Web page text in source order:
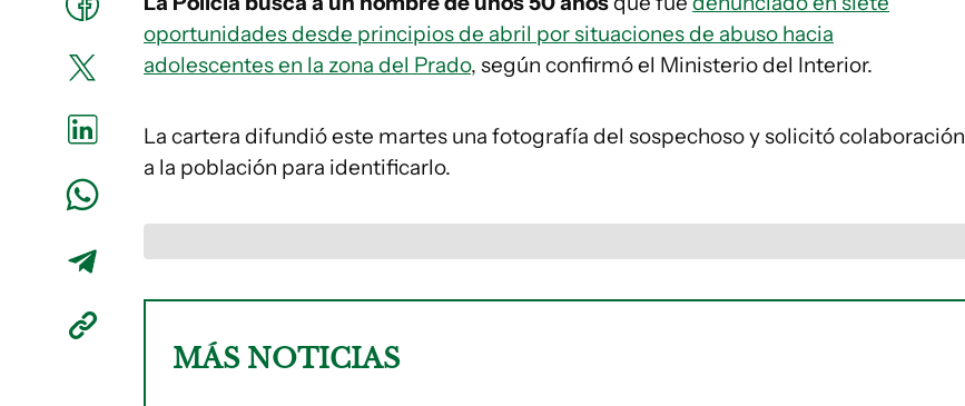
oportunidades desde principios de abril por situaciones de abuso hacia
adolescentes en la zona del Prado, según confirmó el Ministerio del Interior.
La cartera difundió este martes una fotografía del sospechoso y solicitó colaboración
a la población para identificarlo.
MÁS NOTICIAS